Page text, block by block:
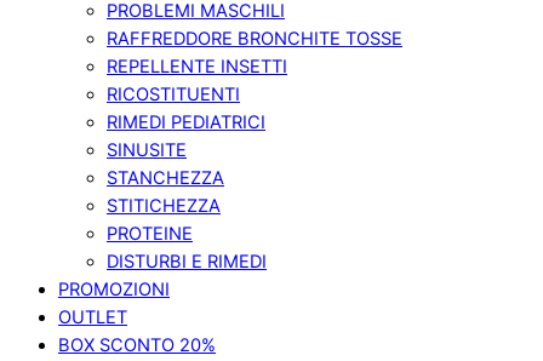
PROBLEMI MASCHILI
RAFFREDDORE BRONCHITE TOSSE
REPELLENTE INSETTI
RICOSTITUENTI
RIMEDI PEDIATRICI
SINUSITE
STANCHEZZA
STITICHEZZA
PROTEINE
DISTURBI E RIMEDI
PROMOZIONI
OUTLET
BOX SCONTO 20%